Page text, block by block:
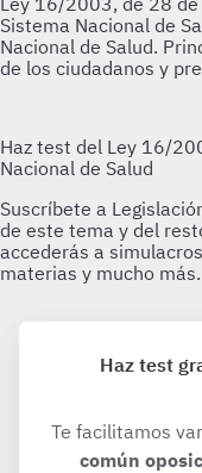
Haz test
Te facilitamos
común